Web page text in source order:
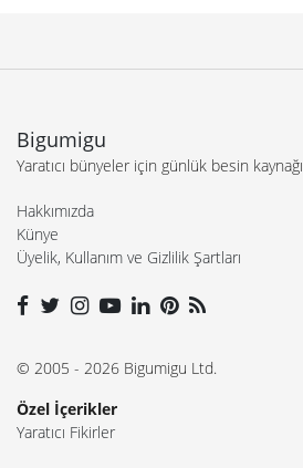
Bigumigu
Yaratıcı bünyeler için günlük besin kaynağı
Hakkımızda
Künye
Üyelik, Kullanım ve Gizlilik Şartları
© 2005 - 2026 Bigumigu Ltd.
Özel İçerikler
Yaratıcı Fikirler